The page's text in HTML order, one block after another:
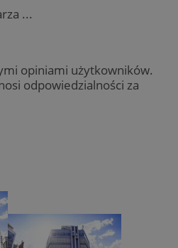
...
opiniami użytkowników.
odpowiedzialności za